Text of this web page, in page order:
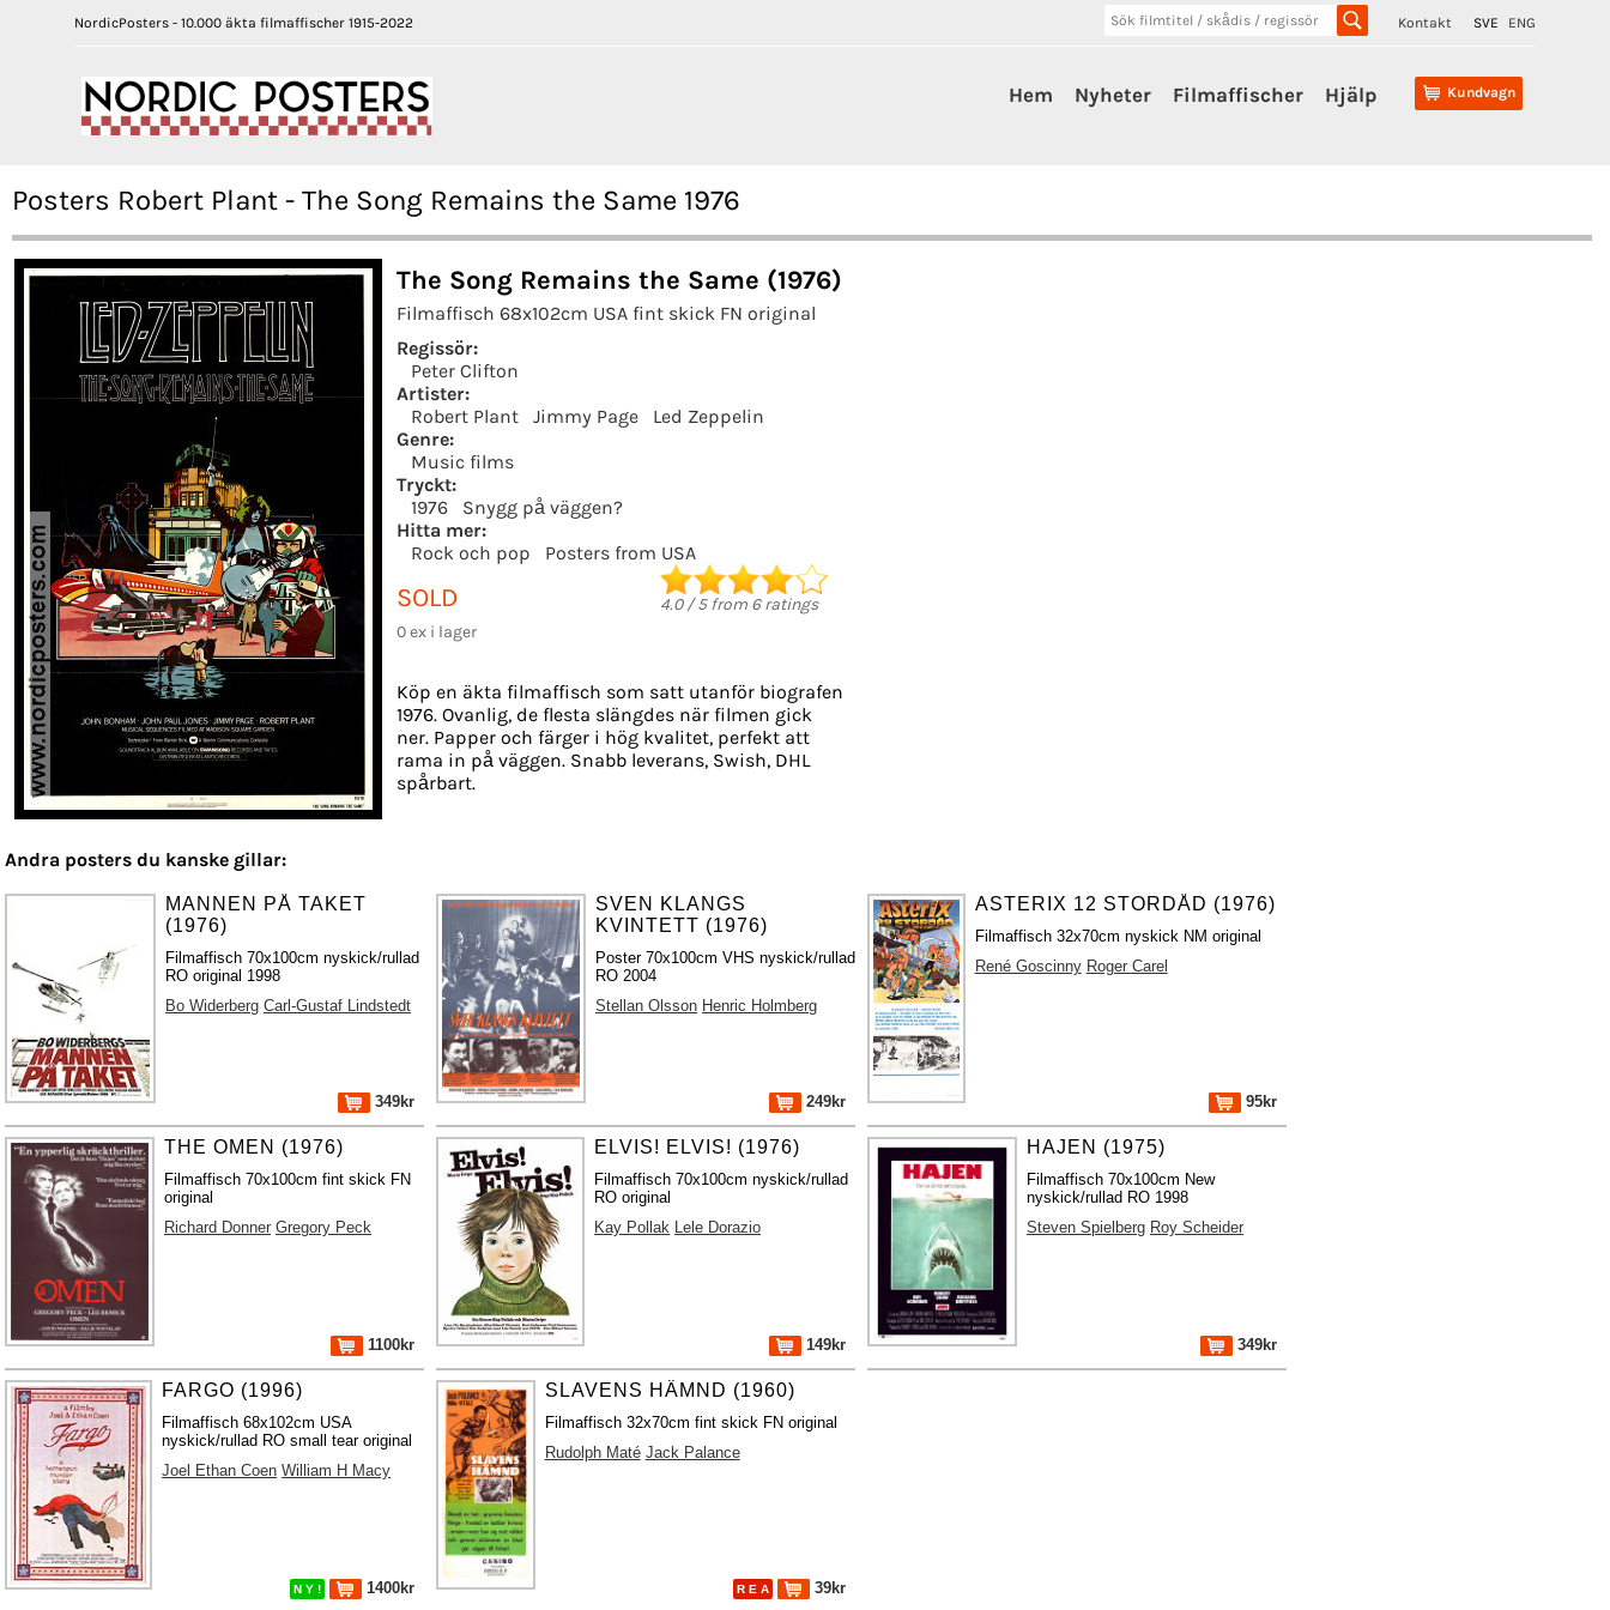
NordicPosters - 10.000 äkta filmaffischer 1915-2022 Kontakt SVE ENG
Kundvagn
Hem Nyheter Filmaffischer Hjälp
Posters Robert Plant - The Song Remains the Same 1976
The Song Remains the Same (1976)
Filmaffisch 68x102cm USA fint skick FN original
Regissör:
Peter Clifton
Artister:
Robert Plant
Jimmy Page
Led Zeppelin
Genre:
Music films
Tryckt:
1976
Snygg på väggen?
Hitta mer:
Rock och pop
Posters from USA
SOLD
0 ex i lager
4.0/5from 6ratings
Köp en äkta filmaffisch som satt utanför biografen
1976. Ovanlig, de flesta slängdes när filmen gick
ner. Papper och färger i hög kvalitet, perfekt att
rama in på väggen. Snabb leverans, Swish, DHL
spårbart.
Andra posters du kanske gillar:
MANNEN PÅ TAKET
(1976)
Filmaffisch 70x100cm nyskick/rullad
RO original 1998
Bo Widerberg Carl-Gustaf Lindstedt
349kr
SVEN KLANGS
KVINTETT (1976)
Poster 70x100cm VHS nyskick/rullad
RO 2004
Stellan Olsson Henric Holmberg
249kr
ASTERIX 12 STORDÅD (1976)
Filmaffisch 32x70cm nyskick NM original
René Goscinny Roger Carel
95kr
THE OMEN (1976)
Filmaffisch 70x100cm fint skick FN
original
Richard Donner Gregory Peck
1100kr
ELVIS! ELVIS! (1976)
Filmaffisch 70x100cm nyskick/rullad
RO original
Kay Pollak Lele Dorazio
149kr
HAJEN (1975)
Filmaffisch 70x100cm New
nyskick/rullad RO 1998
Steven Spielberg Roy Scheider
349kr
FARGO (1996)
Filmaffisch 68x102cm USA
nyskick/rullad RO small tear original
Joel Ethan Coen William H Macy
N Y ! 1400kr
SLAVENS HÄMND (1960)
Filmaffisch 32x70cm fint skick FN original
Rudolph Maté Jack Palance
R E A 39kr